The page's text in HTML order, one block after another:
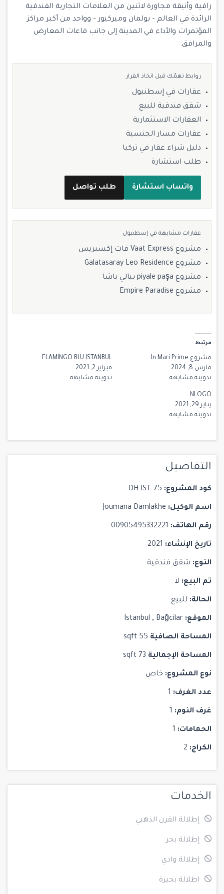
راقية وأنيقة مجاورة لاثنين من العلامات التجارية الفندقية
الرائدة في العالم – بولمان وميركيور – وواحد من أكبر مراكز
المؤتمرات والأداء في المدينة إلى جانب قاعات المعارض
والمرافق.
روابط تهمّك قبل اتخاذ القرار
عقارات في إسطنبول
شقق فندقية للبيع
العقارات الاستثمارية
عقارات مسار الجنسية
دليل شراء عقار في تركيا
طلب استشارة
واتساب استشارة طلب تواصل
عقارات مشابهة في إسطنبول
مشروع Vaat Express فات إكسبريس
مشروع Galatasaray Leo Residence
مشروع piyale paşa بيالي باشا
مشروع Empire Paradise
مرتبط
مشروع In Mari Prime
مارس 8, 2024
تدوينة مشابهة
FLAMINGO BLU ISTANBUL
فبراير 2, 2021
تدوينة مشابهة
NLOGO
يناير 29, 2021
تدوينة مشابهة
التفاصيل
كود المشروع:
اسم الوكيل:
رقم الهاتف:
تاريخ الإنشاء:
النوع: شقق فندقية
تم البيع:
الحالة:
الموقع: Istanbul , Bağcilar
المساحة الصافية
المساحة الإجمالية
نوع المشروع: خاص
عدد الغرف:
غرف النوم:
الحمامات:
الكراج:
الخدمات
إطلالة القرن الذهبي
إطلالة بحر
إطلالة وادي
اطلالة بحيرة